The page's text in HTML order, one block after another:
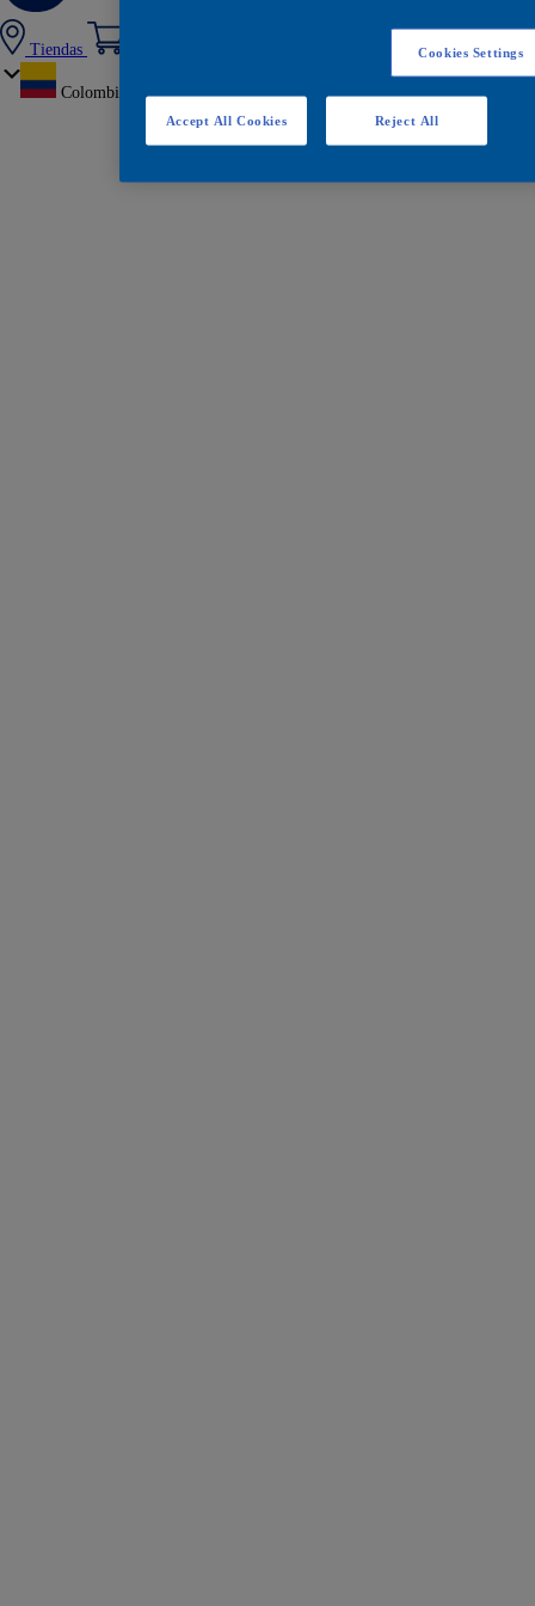
Tiendas
Colombia
Cookies Settings
Reject All
Accept All Cookies